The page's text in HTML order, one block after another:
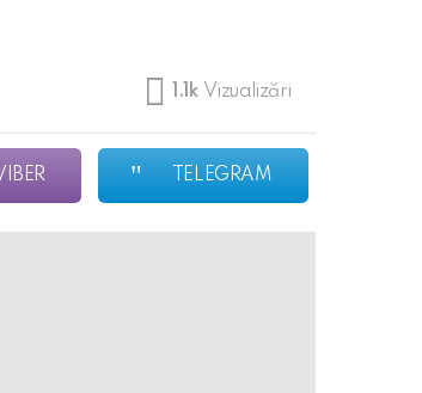
1.1k Vizualizări
TELEGRAM